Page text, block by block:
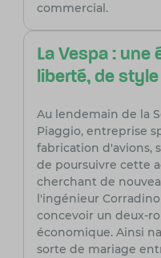
commercial.
La Vespa : une
liberté, de
Au lendemain de la
Piaggio, entreprise
fabrication d'avions,
de poursuivre cette
cherchant de
l'ingénieur
concevoir un deux-
économique. Ainsi
sorte de mariage